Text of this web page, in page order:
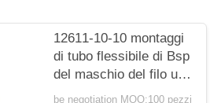
12611-10-10 montaggi
di tubo flessibile di Bsp
del maschio del filo un
cono Seat da 60 gradi
be negotiation MOQ:100 pezzi